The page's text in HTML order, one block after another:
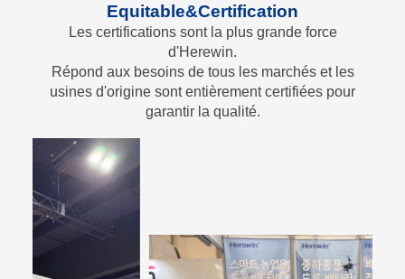
Equitable&Certification
Les certifications sont la plus grande force
d'Herewin.
Répond aux besoins de tous les marchés et les
usines d'origine sont entièrement certifiées pour
garantir la qualité.